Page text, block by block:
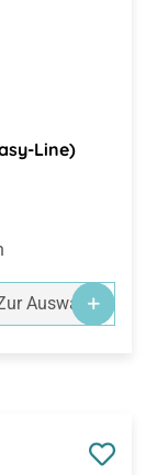
Line)
Auswahl